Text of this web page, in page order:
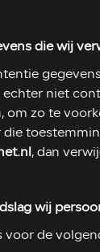
die wij
niet
zo te
, dan
wij
de